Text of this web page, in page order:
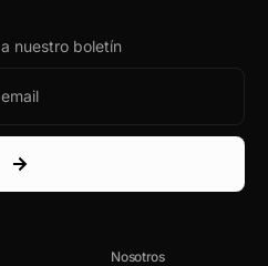
nuestro boletín
Nosotros